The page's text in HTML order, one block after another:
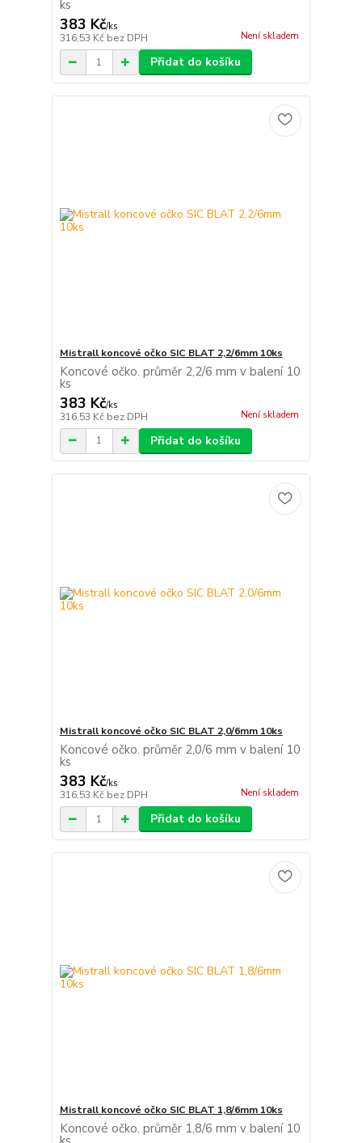
ks
383 Kč/ks
316,53 Kč bez DPH Není skladem
Přidat do košíku
Mistrall koncové očko SIC BLAT 2,2/6mm 10ks
Koncové očko. průměr 2,2/6 mm v balení 10
ks
383 Kč/ks
316,53 Kč bez DPH Není skladem
Přidat do košíku
Mistrall koncové očko SIC BLAT 2,0/6mm 10ks
Koncové očko. průměr 2,0/6 mm v balení 10
ks
383 Kč/ks
316,53 Kč bez DPH Není skladem
Přidat do košíku
Mistrall koncové očko SIC BLAT 1,8/6mm 10ks
Koncové očko. průměr 1,8/6 mm v balení 10